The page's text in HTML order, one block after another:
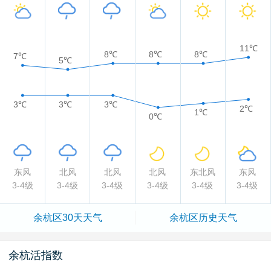
7℃ 5℃
8℃ 8℃ 8℃
11℃
3℃ 3℃
3℃
0℃
1℃ 2℃
东风 北风 北风 北风 东北风
东风
3-4级
3-4级 3-4级 3-4级 3-4级 3-4级
余杭区30天天气 余杭区历史天气
余杭活指数